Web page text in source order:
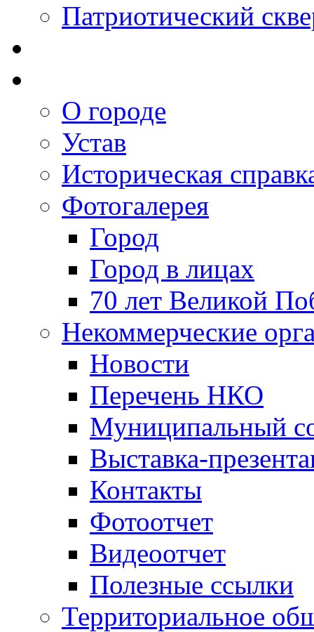
Патриотический
О городе
Устав
Историческая
Фотогалерея
Город
Город в лицах
70 лет Великой
Некоммерческие
Новости
Перечень НКО
Муниципальный
Выставка-
Контакты
Фотоотчет
Видеоотчет
Полезные ссылки
Территориальное